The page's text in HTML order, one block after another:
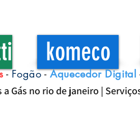
komeco
-Fogão-Aquecedor Digital
Gás no rio de janeiro |